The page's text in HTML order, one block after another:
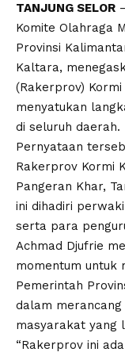
TANJUNG SELOR
Komite Olahraga
Provinsi
Kaltara,
(Rakerprov)
menyatukan
di seluruh daerah.
Pernyataan
Rakerprov Kormi
Pangeran Khar,
ini dihadiri
serta para
Achmad Djufrie
momentum untuk
Pemerintah
dalam
masyarakat yang
“Rakerprov ini